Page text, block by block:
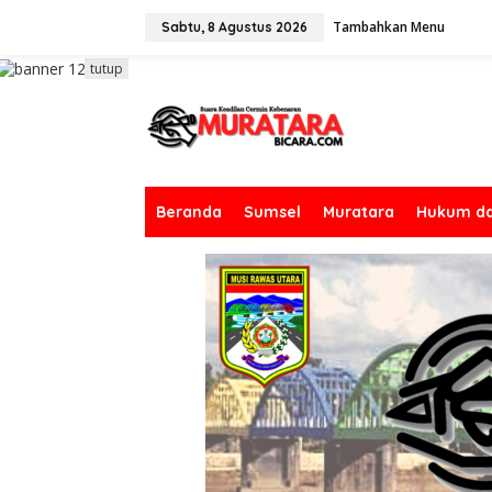
a
Sabtu, 8 Agustus 2026 Tambahkan Menu
Beranda Sumsel Muratara Hukum
tutup